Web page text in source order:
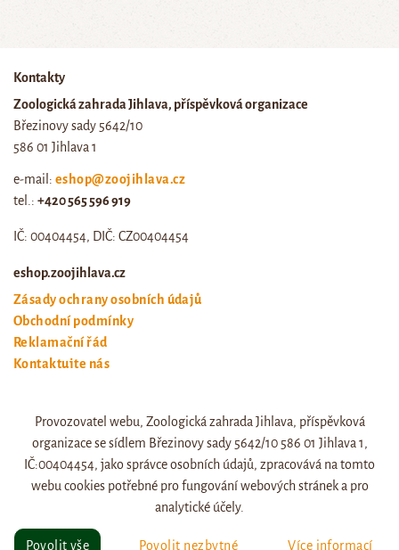
Kontakty
Zoologická zahrada Jihlava, příspěvková organizace
Březinovy sady 5642/10
586 01 Jihlava 1
e-mail: eshop@zoojihlava.cz
tel.: +420 565 596 919
IČ: 00404454, DIČ: CZ00404454
eshop.zoojihlava.cz
Zásady ochrany osobních údajů
Obchodní podmínky
Reklamační řád
Kontaktujte nás
Web zoo jihlava
Otevírací doba a ceník
© eshop.zoojihlava.cz, vytvořil
Provozovatel webu, Zoologická zahrada Jihlava, příspěvková
organizace se sídlem Březinovy sady 5642/10 586 01 Jihlava 1,
IČ:00404454, jako správce osobních údajů, zpracovává na tomto
webu cookies potřebné pro fungování webových stránek a pro
analytické účely.
Povolit vše Povolit nezbytné Více informací